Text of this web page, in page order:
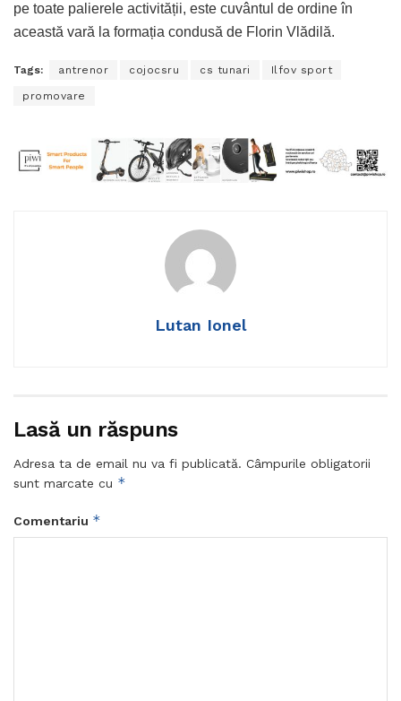
pe toate palierele activității, este cuvântul de ordine în
această vară la formația condusă de Florin Vlădilă.
Tags: antrenor cojocsru cs tunari Ilfov sport
promovare
Lutan Ionel
Lasă un răspuns
Adresa ta de email nu va fi publicată. Câmpurile obligatorii
sunt marcate cu *
Comentariu *